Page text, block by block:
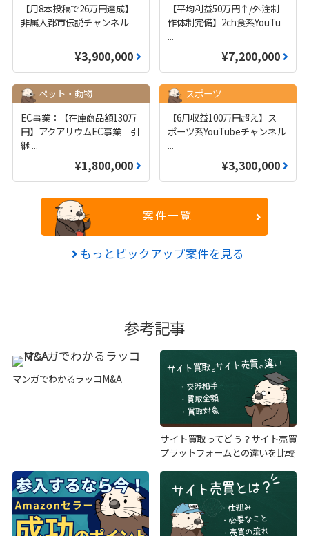
【月8本投稿で26万円達成】
非属人都市伝説チャンネル
¥3,900,000
【平均利益50万円↑/外注制
作体制完備】2ch食系YouTu
...
¥7,200,000
ペット・動物
EC事業：【在庫商品額130万
円】アクアリウムEC事業｜引
継 ...
¥1,800,000
スポーツ
【6月収益100万円超え】ス
ポーツ系YouTubeチャンネル
...
¥3,300,000
案件一覧
もっとピックアップ案件を見る
参考記事
マンガでわかるラッコM&A
サイト買取ってどう？サイト売買
プラットフォームとの違いを比較